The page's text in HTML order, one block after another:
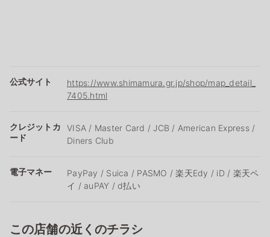
公式サイト
https://www.shimamura.gr.jp/shop/map_detail_
7405.html
クレジットカ
ード
VISA / Master Card / JCB / American Express /
Diners Club
電子マネー
PayPay / Suica / PASMO / 楽天Edy / iD / 楽天ペ
イ / auPAY / d払い
この店舗の近くのチラシ